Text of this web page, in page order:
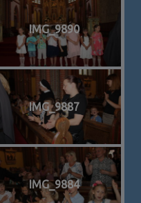
IMG_9890
IMG_9887
IMG_9884